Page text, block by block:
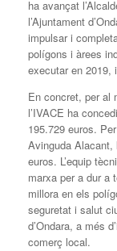
ha avançat
l’Ajuntament
impulsar i
polígons i àrees
executar en 2019,
En concret, per al
l’IVACE ha
195.729 euros.
Avinguda Alacant,
euros. L’equip
marxa per a dur a
millora en els
seguretat i salut
d’Ondara, a més
comerç local.